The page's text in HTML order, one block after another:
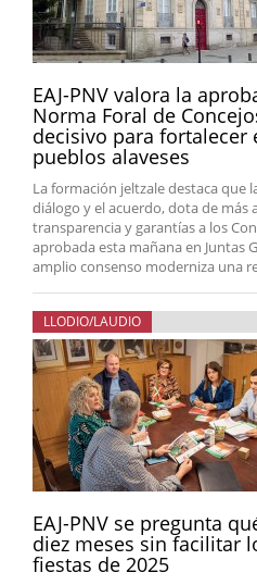
EAJ-PNV valora la
Norma Foral de
decisivo para fortalecer
pueblos alaveses
La formación jeltzale destaca que
diálogo y el acuerdo, dota de
transparencia y garantías a los
aprobada esta mañana en Juntas
amplio consenso moderniza una
LLODIO/LAUDIO
EAJ-PNV se pregunta
diez meses sin facilitar
fiestas de 2025